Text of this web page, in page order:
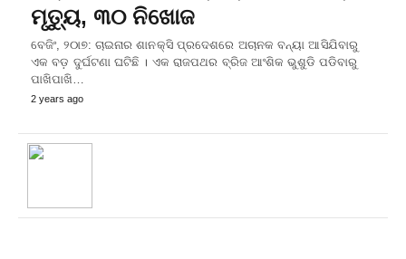
ମୃତ୍ୟୁ, ୩୦ ନିଖୋଜ
ବେଜିଂ, ୨୦ା୭: ଚାଇନାର ଶାନକ୍ସି ପ୍ରଦେଶରେ ଅଚାନକ ବନ୍ୟା ଆସିଯିବାରୁ
ଏକ ବଡ଼ ଦୁର୍ଘଟଣା ଘଟିଛି । ଏକ ରାଜପଥର ବ୍ରିଜ ଆଂଶିକ ଭୁଶୁଡି ପଡିବାରୁ
ପାଖିପାଖି…
2 years ago